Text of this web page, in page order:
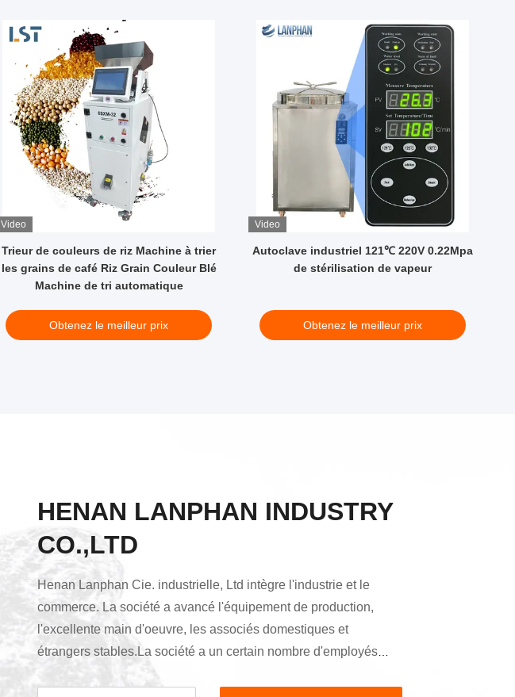
Video
Trieur de couleurs de riz Machine à trier
les grains de café Riz Grain Couleur Blé
Machine de tri automatique
Obtenez le meilleur prix
Video
Autoclave industriel 121℃ 220V 0.22Mpa
de stérilisation de vapeur
Obtenez le meilleur prix
HENAN LANPHAN INDUSTRY
CO.,LTD
Henan Lanphan Cie. industrielle, Ltd intègre l'industrie et le
commerce. La société a avancé l'équipement de production,
l'excellente main d'oeuvre, les associés domestiques et
étrangers stables.La société a un certain nombre d'employés
exceptionnels avec une licence ou ce qui précède et un principal